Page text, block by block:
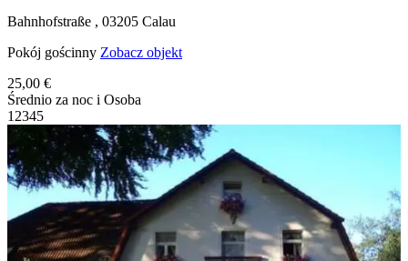
Bahnhofstraße , 03205 Calau
Pokój gościnny Zobacz objekt
25,00 €
Średnio za noc i Osoba
1 2345